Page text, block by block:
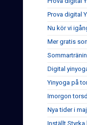
Prova digital
Nu kör vi
Mer gratis
Digital
Yinyoga på
Imorgon
Nya tider i
Inställt